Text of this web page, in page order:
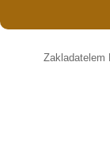
Zakladatelem